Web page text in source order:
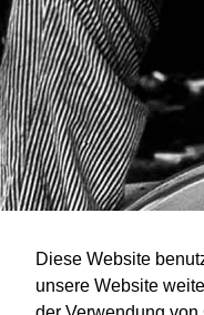
Diese Website
unsere Website